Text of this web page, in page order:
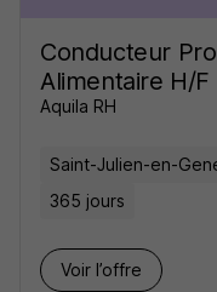
Conducteur
Alimentaire H/F
Aquila RH
Saint-Julien-en-
365 jours
Voir l’offre